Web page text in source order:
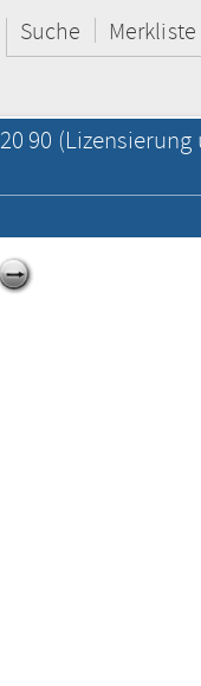
Suche Merkliste
90 (Lizensierung